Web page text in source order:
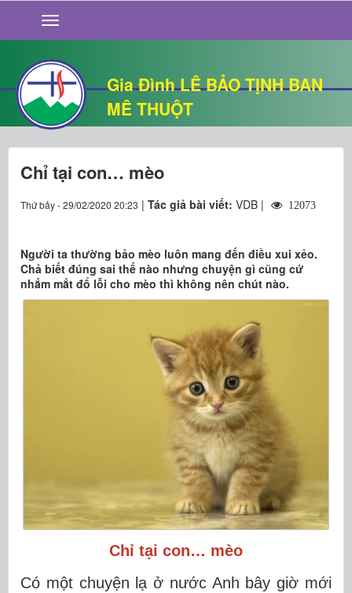
Gia Đình LÊ BẢO TỊNH BAN
MÊ THUỘT
GIỚI THIỆU
TIN TỨC
SỐNG ĐẠO
CHUYỆN NHÀ
QUÁN VĂN
THƯ GIÃN
Chỉ tại con… mèo
Thứ bảy - 29/02/2020 20:23 | Tác giả bài viết: VDB | 12073
Người ta thường bảo mèo luôn mang đến điều xui xẻo.
Chả biết đúng sai thế nào nhưng chuyện gì cũng cứ
nhắm mắt đổ lỗi cho mèo thì không nên chút nào.
Chỉ tại con… mèo
Có một chuyện lạ ở nước Anh bây giờ mới